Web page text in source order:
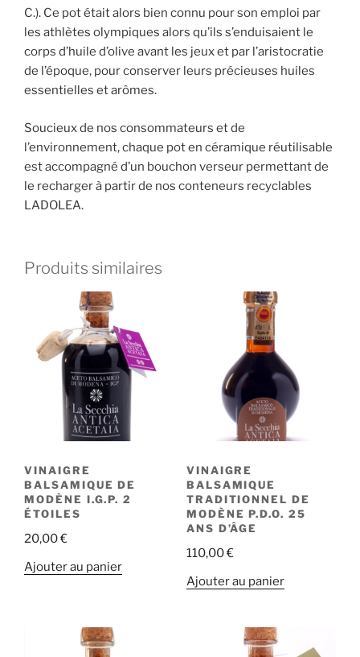
C.). Ce pot était alors bien connu pour son emploi par
les athlètes olympiques alors qu’ils s’enduisaient le
corps d’huile d’olive avant les jeux et par l’aristocratie
de l’époque, pour conserver leurs précieuses huiles
essentielles et arômes.
Soucieux de nos consommateurs et de
l’environnement, chaque pot en céramique réutilisable
est accompagné d’un bouchon verseur permettant de
le recharger à partir de nos conteneurs recyclables
LADOLEA.
Produits similaires
VINAIGRE
BALSAMIQUE DE
MODÈNE I.G.P. 2
ÉTOILES
20,00€
Ajouter au panier
VINAIGRE
BALSAMIQUE
TRADITIONNEL DE
MODÈNE P.D.O. 25
ANS D’ÂGE
110,00€
Ajouter au panier